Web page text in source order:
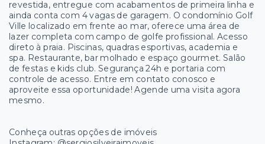
revestida, entregue com acabamentos de primeira linha e
ainda conta com 4 vagas de garagem. O condomínio Golf
Ville localizado em frente ao mar, oferece uma área de
lazer completa com campo de golfe profissional. Acesso
direto à praia. Piscinas, quadras esportivas, academia e
spa. Restaurante, bar molhado e espaço gourmet. Salão
de festas e kids club. Segurança 24h e portaria com
controle de acesso. Entre em contato conosco e
aproveite essa oportunidade! Agende uma visita agora
mesmo.
Conheça outras opções de imóveis